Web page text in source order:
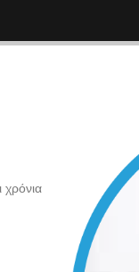
χρόνια